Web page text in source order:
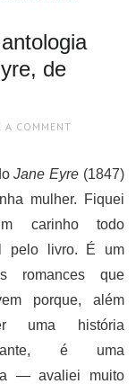
de
A COMMENT
Jane Eyre(1847)
mulher. Fiquei
carinho todo
pelo livro. É um
romances que
porque, além
uma história
é uma
— avaliei muito